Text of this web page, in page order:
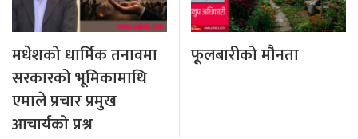
मधेशको धार्मिक तनावमा
सरकारको भूमिकामाथि
एमाले प्रचार प्रमुख
आचार्यको प्रश्न
फूलबारीको मौनता